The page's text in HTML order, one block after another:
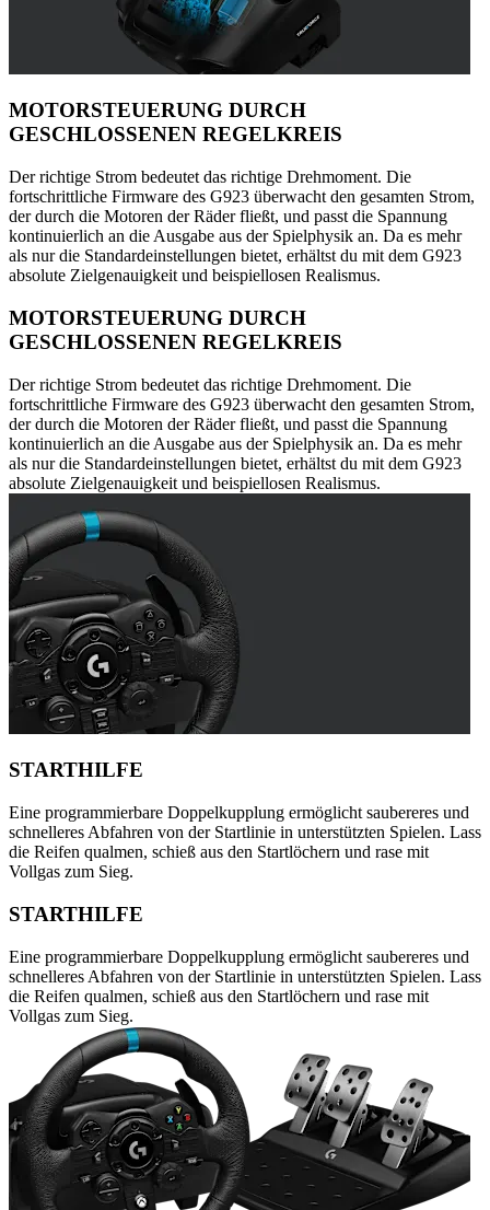
MOTORSTEUERUNG DURCH
GESCHLOSSENEN REGELKREIS
Der richtige Strom bedeutet das richtige Drehmoment. Die
fortschrittliche Firmware des G923 überwacht den gesamten Strom,
der durch die Motoren der Räder fließt, und passt die Spannung
kontinuierlich an die Ausgabe aus der Spielphysik an. Da es mehr
als nur die Standardeinstellungen bietet, erhältst du mit dem G923
absolute Zielgenauigkeit und beispiellosen Realismus.
MOTORSTEUERUNG DURCH
GESCHLOSSENEN REGELKREIS
Der richtige Strom bedeutet das richtige Drehmoment. Die
fortschrittliche Firmware des G923 überwacht den gesamten Strom,
der durch die Motoren der Räder fließt, und passt die Spannung
kontinuierlich an die Ausgabe aus der Spielphysik an. Da es mehr
als nur die Standardeinstellungen bietet, erhältst du mit dem G923
absolute Zielgenauigkeit und beispiellosen Realismus.
STARTHILFE
Eine programmierbare Doppelkupplung ermöglicht saubereres und
schnelleres Abfahren von der Startlinie in unterstützten Spielen. Lass
die Reifen qualmen, schieß aus den Startlöchern und rase mit
Vollgas zum Sieg.
STARTHILFE
Eine programmierbare Doppelkupplung ermöglicht saubereres und
schnelleres Abfahren von der Startlinie in unterstützten Spielen. Lass
die Reifen qualmen, schieß aus den Startlöchern und rase mit
Vollgas zum Sieg.